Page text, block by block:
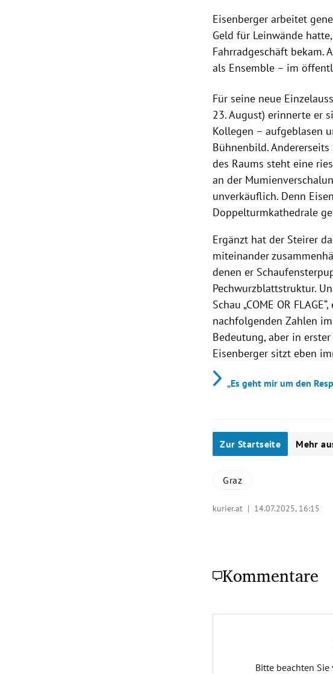
Eisenberger arbeitet
Geld für Leinwände
Fahrradgeschäft bekam.
als Ensemble – im
Für seine neue
23. August) erinnerte er
Kollegen – aufgeblasen
Bühnenbild.
des Raums steht eine
an der
unverkäuflich. Denn
Doppelturmkathedrale
Ergänzt hat der Steirer
miteinander
denen er
Pechwurzblattstruktur.
Schau „COME OR
nachfolgenden Zahlen
Bedeutung, aber in
Eisenberger sitzt eben
„Es geht mir um den
Zur Startseite Mehr
Graz
kurier.at | 14.07.2025, 16:15
Kommentare